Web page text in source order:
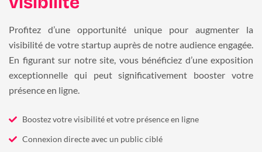
Profitez d’une opportunité unique pour augmenter la
visibilité de votre startup auprès de notre audience engagée.
En figurant sur notre site, vous bénéficiez d’une exposition
exceptionnelle qui peut significativement booster votre
présence en ligne.
Boostez votre visibilité et votre présence en ligne
Connexion directe avec un public ciblé